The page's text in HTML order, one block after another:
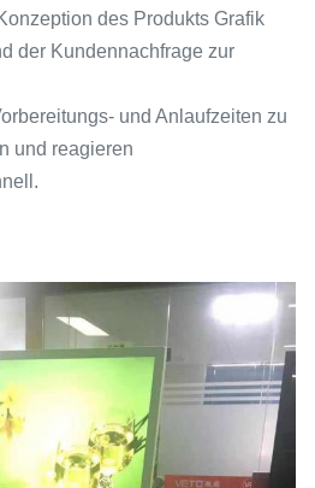
des Produkts Grafik
der Kundennachfrage zur
und Anlaufzeiten zu
und reagieren